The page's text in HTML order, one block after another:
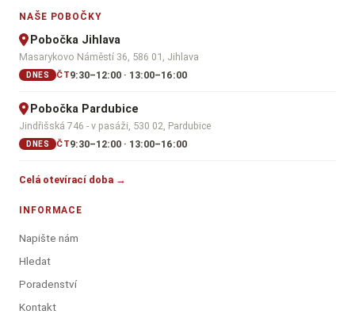
NAŠE POBOČKY
Pobočka Jihlava
Masarykovo Náměstí 36, 586 01, Jihlava
DNES ČT9:30–12:00 · 13:00–16:00
Pobočka Pardubice
Jindřišská 746 - v pasáži, 530 02, Pardubice
DNES ČT9:30–12:00 · 13:00–16:00
Celá otevírací doba →
INFORMACE
Napište nám
Hledat
Poradenství
Kontakt